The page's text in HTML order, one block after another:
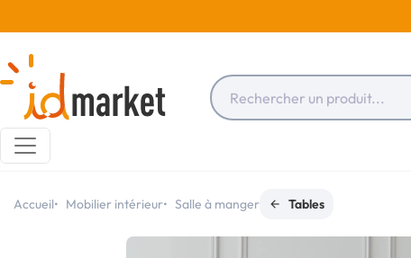
Accueil Mobilier intérieur Salle à manger Tables